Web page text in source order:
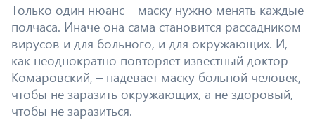
Только один нюанс – маску нужно менять каждые
полчаса. Иначе она сама становится рассадником
вирусов и для больного, и для окружающих. И,
как неоднократно повторяет известный доктор
Комаровский, – надевает маску больной человек,
чтобы не заразить окружающих, а не здоровый,
чтобы не заразиться.